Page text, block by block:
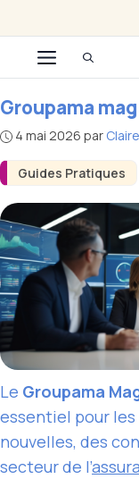
au
contenuMenu
Guides Pratiques
Groupama
4 mai 2026 par
Le Groupama
essentiel pour les
nouvelles, des
secteur de l’